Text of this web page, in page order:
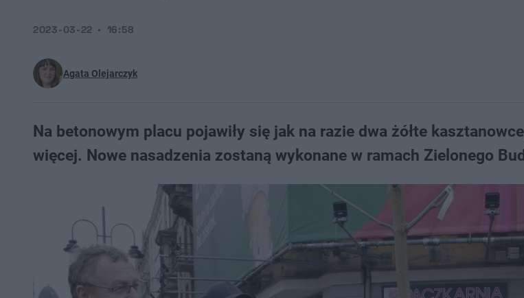
Agata Olejarczyk
2023-03-22 16:58
Na betonowym placu pojawiły się jak na razie dwa żółte
więcej. Nowe nasadzenia zostaną wykonane w ramach Zielonego